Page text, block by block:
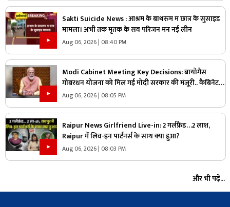
Sakti Suicide News : आश्रम के बाथरुम म छात्र के सुसाइड
मामला। अभी तक मृतक के सव परिजन मन नई लीन
Aug 06, 2026 | 08:40 PM
Modi Cabinet Meeting Key Decisions: बायोगैस
गोबरधन योजना को मिल गई मोदी सरकार की मंजूरी.. कैबिनेट
का बड़ा फैसला, जानें इस स्कीम पर कितना होगा खर्च
Aug 06, 2026 | 08:05 PM
Raipur News Girlfriend Live-in: 2 गर्लफ्रैंड…2 लाश,
Raipur में लिव-इन पार्टनर्स के साथ क्या हुआ?
Aug 06, 2026 | 08:03 PM
और भी पढ़ें...